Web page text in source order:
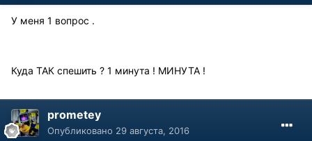
У меня 1 вопрос .
Куда ТАК спешить ? 1 минута ! МИНУТА !
prometey
Опубликовано 29 августа, 2016